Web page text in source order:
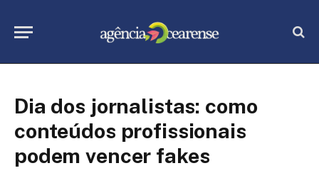
Dia dos jornalistas: como
conteúdos profissionais
podem vencer fakes